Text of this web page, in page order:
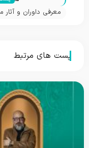
شیرازمعرفی داوران و
پست های مرتبط